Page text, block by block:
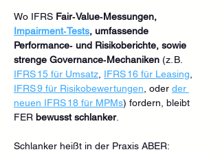
Wo IFRS Fair‑Value‑Messungen,
Impairment‑Tests, umfassende
Performance‑ und Risikoberichte, sowie
strenge Governance‑Mechaniken (z. B.
IFRS 15 für Umsatz IFRS 16 für Leasing
IFRS 9 für Risikobewertungen , oder der
neuen IFRS 18 für MPMs) fordern, bleibt
FER bewusst schlanker.
Schlanker heißt in der Praxis ABER: